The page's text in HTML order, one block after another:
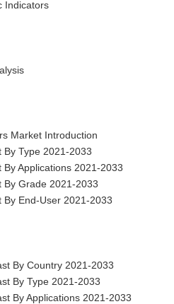
Indicators
Market Introduction
Type 2021-2033
Applications 2021-2033
By Grade 2021-2033
End-User 2021-2033
By Country 2021-2033
By Type 2021-2033
By Applications 2021-2033